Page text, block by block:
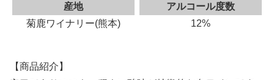
産地
菊鹿ワイナリー(熊本)
アルコール度数
12%
【商品紹介】